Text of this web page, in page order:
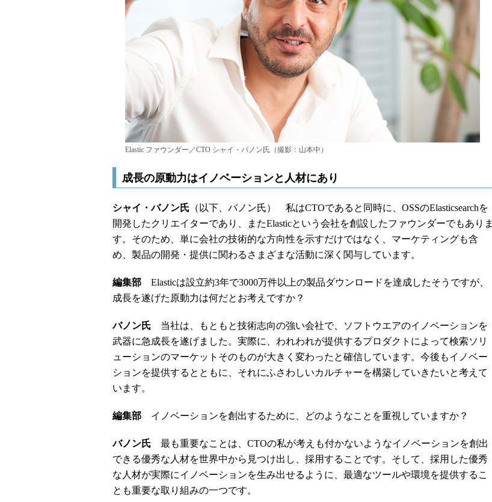
Elastic ファウンダー／CTO シャイ・バノン氏（撮影：山本中）
成長の原動力はイノベーションと人材にあり
シャイ・バノン氏 （以下、バノン氏） 私はCTOであると同時に、OSSのElasticsearchを
開発したクリエイターであり、またElasticという会社を創設したファウンダーでもありま
す。そのため、単に会社の技術的な方向性を示すだけではなく、マーケティングも含
め、製品の開発・提供に関わるさまざまな活動に深く関与しています。
編集部 Elasticは設立約3年で3000万件以上の製品ダウンロードを達成したそうですが、
成長を遂げた原動力は何だとお考えですか？
バノン氏 当社は、もともと技術志向の強い会社で、ソフトウエアのイノベーションを
武器に急成長を遂げました。実際に、われわれが提供するプロダクトによって検索ソリ
ューションのマーケットそのものが大きく変わったと確信しています。今後もイノベー
ションを提供するとともに、それにふさわしいカルチャーを構築していきたいと考えて
います。
編集部 イノベーションを創出するために、どのようなことを重視していますか？
バノン氏 最も重要なことは、CTOの私が考えも付かないようなイノベーションを創出
できる優秀な人材を世界中から見つけ出し、採用することです。そして、採用した優秀
な人材が実際にイノベーションを生み出せるように、最適なツールや環境を提供するこ
とも重要な取り組みの一つです。